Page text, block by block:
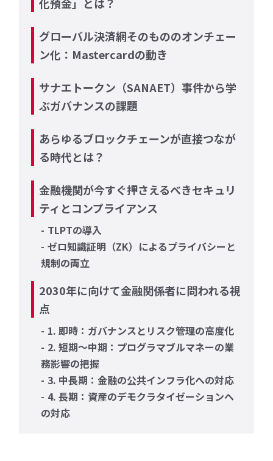
グローバル決済網そのもののオンチェー
ン化：Mastercardの動き
サナエトークン（SANAET）事件から学
ぶガバナンスの課題
あらゆるブロックチェーンが直接つなが
る時代とは？
金融機関が今すぐ押さえるべきセキュリ
ティとコンプライアンス
TLPTの導入
ゼロ知識証明（ZK）によるプライバシーと
規制の両立
2030年に向けて金融関係者に問われる視
点
1. 即時：ガバナンスとリスク管理の高度化
2. 短期〜中期：プログラマブルマネーの業
務影響の把握
3. 中長期：金融の公共インフラ化への対応
4. 長期：資産のデモクラタイゼーションへ
の対応